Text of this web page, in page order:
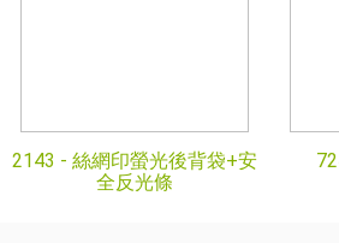
2143 - 絲網印螢光後背袋+安
全反光條